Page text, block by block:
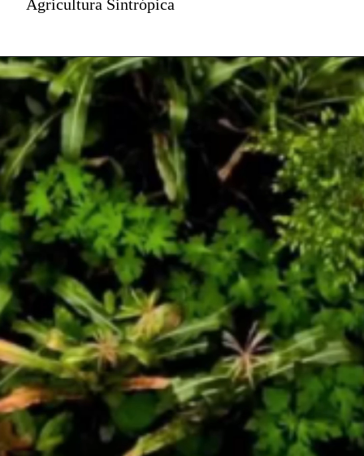
Agricultura Sintrópica
A Fazenda Fugidos da
Serra, na cidade de